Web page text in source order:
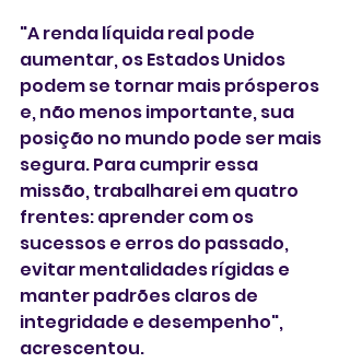
"A renda líquida real pode
aumentar, os Estados Unidos
podem se tornar mais prósperos
e, não menos importante, sua
posição no mundo pode ser mais
segura. Para cumprir essa
missão, trabalharei em quatro
frentes: aprender com os
sucessos e erros do passado,
evitar mentalidades rígidas e
manter padrões claros de
integridade e desempenho",
acrescentou.